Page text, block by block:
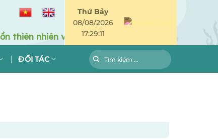
Thứ Bảy
08/08/2026
17:29:11
ĐỐI TÁC